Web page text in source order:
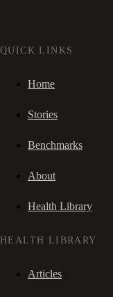
QUICK LINKS
Home
Stories
Benchmarks
About
Health Library
HEALTH LIBRARY
Articles